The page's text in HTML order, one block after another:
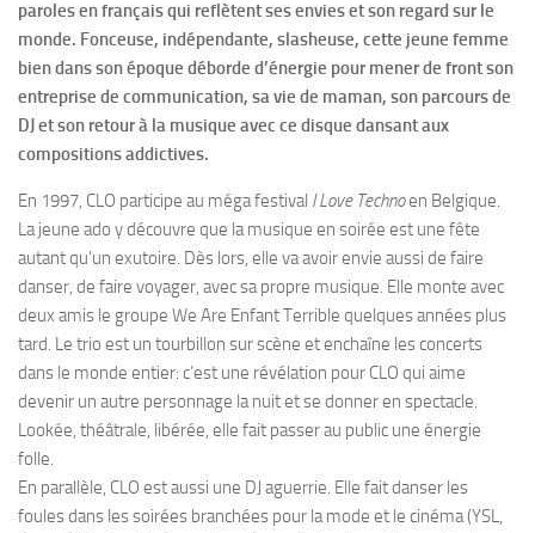
paroles en français qui reflètent ses envies et son regard sur le
monde. Fonceuse, indépendante, slasheuse, cette jeune femme
bien dans son époque déborde d’énergie pour mener de front son
entreprise de communication, sa vie de maman, son parcours de
DJ et son retour à la musique avec ce disque dansant aux
compositions addictives.
En 1997, CLO participe au méga festival I Love Technoen Belgique.
La jeune ado y découvre que la musique en soirée est une fête
autant qu’un exutoire. Dès lors, elle va avoir envie aussi de faire
danser, de faire voyager, avec sa propre musique. Elle monte avec
deux amis le groupe We Are Enfant Terrible quelques années plus
tard. Le trio est un tourbillon sur scène et enchaîne les concerts
dans le monde entier: c’est une révélation pour CLO qui aime
devenir un autre personnage la nuit et se donner en spectacle.
Lookée, théâtrale, libérée, elle fait passer au public une énergie
folle.
En parallèle, CLO est aussi une DJ aguerrie. Elle fait danser les
foules dans les soirées branchées pour la mode et le cinéma (YSL,